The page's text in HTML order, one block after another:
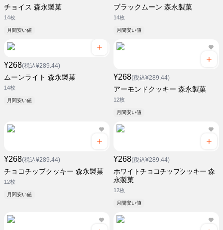
チョイス 森永製菓
14枚
月間安い値
ブラックムーン 森永製菓
14枚
月間安い値
¥268(税込¥289.44)
ムーンライト 森永製菓
14枚
月間安い値
¥268(税込¥289.44)
アーモンドクッキー 森永製菓
12枚
月間安い値
¥268(税込¥289.44)
チョコチップクッキー 森永製菓
12枚
月間安い値
¥268(税込¥289.44)
ホワイトチョコチップクッキー 森
永製菓
12枚
月間安い値